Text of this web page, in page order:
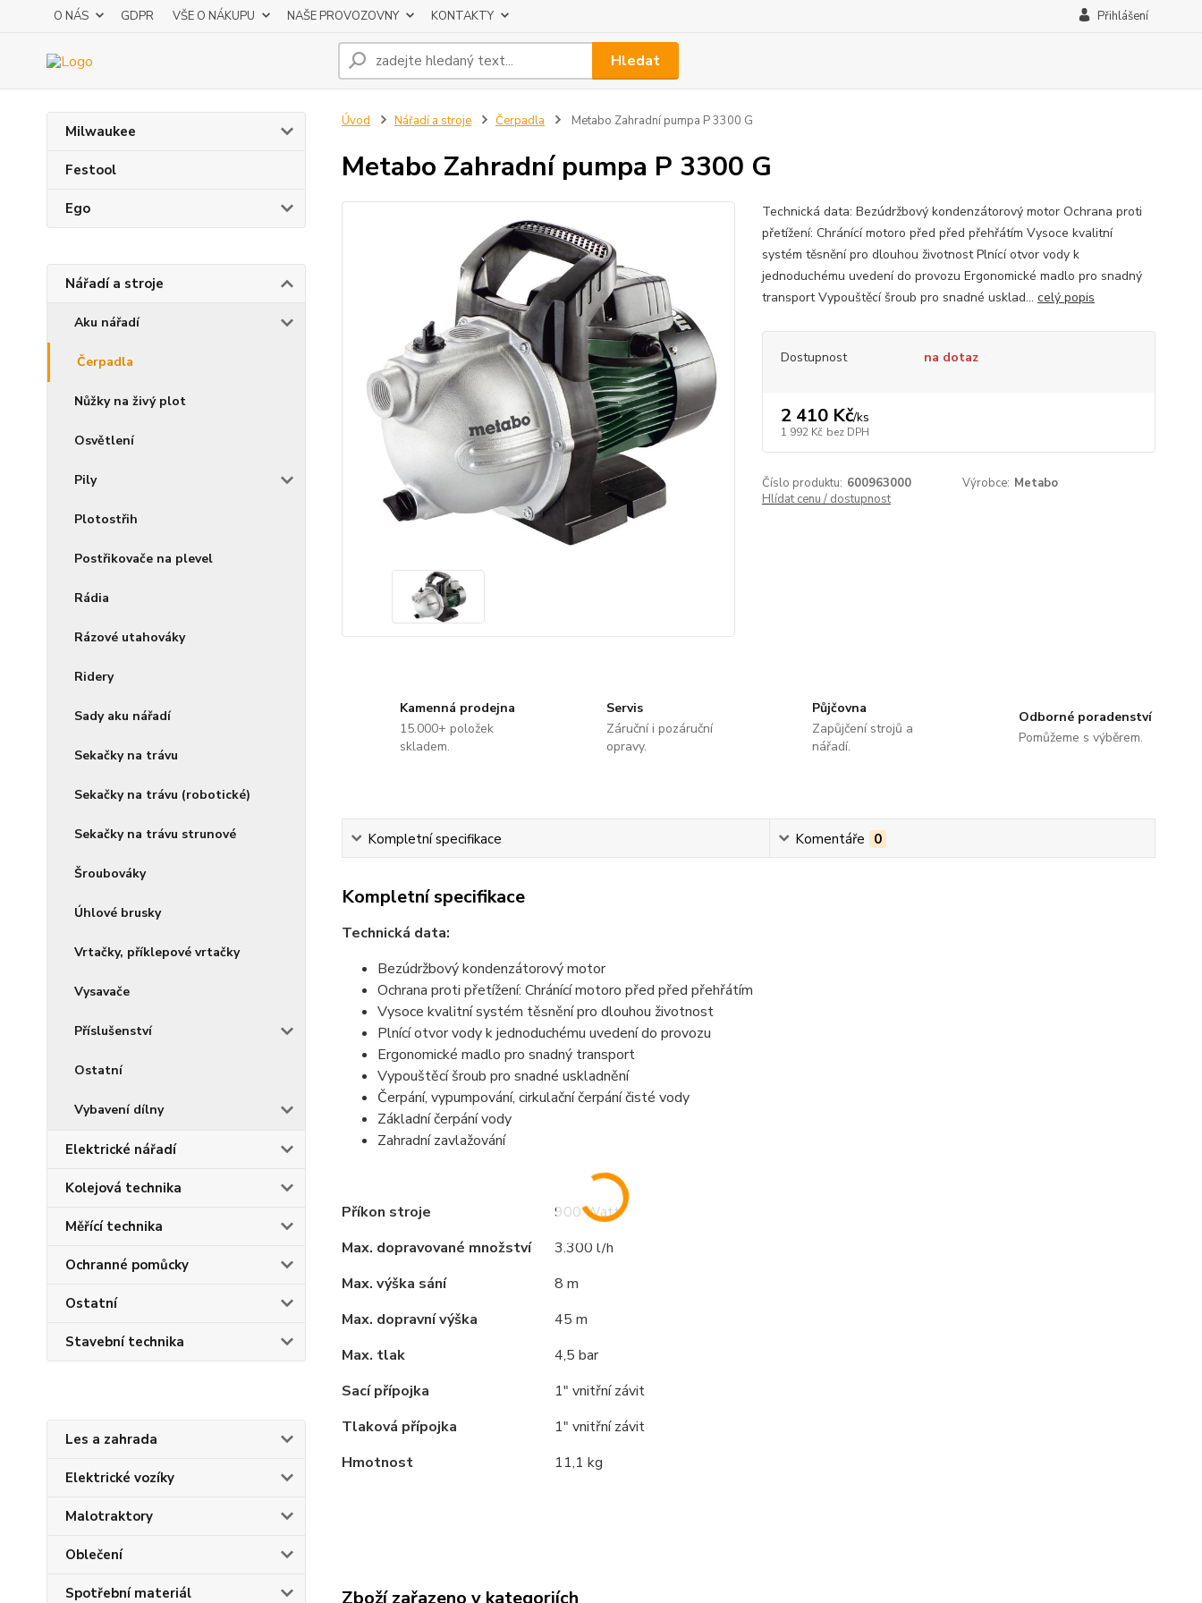
O NÁS GDPR VŠE O NÁKUPU NAŠE PROVOZOVNY KONTAKTY Přihlášení
Hledat
Milwaukee
Festool
Ego
Nářadí a stroje
Aku nářadí
Čerpadla
Nůžky na živý plot
Osvětlení
Pily
Plotostřih
Postřikovače na plevel
Rádia
Rázové utahováky
Ridery
Sady aku nářadí
Sekačky na trávu
Sekačky na trávu (robotické)
Sekačky na trávu strunové
Šroubováky
Úhlové brusky
Vrtačky, příklepové vrtačky
Vysavače
Příslušenství
Ostatní
Vybavení dílny
Elektrické nářadí
Kolejová technika
Měřící technika
Ochranné pomůcky
Ostatní
Stavební technika
Les a zahrada
Elektrické vozíky
Malotraktory
Oblečení
Spotřební materiál
Úvod Nářadí a stroje Čerpadla Metabo Zahradní pumpa P 3300 G
Metabo Zahradní pumpa P 3300 G
Technická data: Bezúdržbový kondenzátorový motor Ochrana proti
přetížení: Chránící motoro před před přehřátím Vysoce kvalitní
systém těsnění pro dlouhou životnost Plnící otvor vody k
jednoduchému uvedení do provozu Ergonomické madlo pro snadný
transport Vypouštěcí šroub pro snadné usklad... celý popis
Dostupnost na dotaz
2 410 Kč/ks
1 992 Kč bez DPH
Číslo produktu: 600963000 Výrobce: Metabo
Hlídat cenu / dostupnost
Kamenná prodejna
15.000+ položek
skladem.
Servis
Záruční i pozáruční
opravy.
Půjčovna
Zapůjčení strojů a
nářadí.
Odborné poradenství
Pomůžeme s výběrem.
Kompletní specifikace Komentáře 0
Kompletní specifikace
Technická data:
Bezúdržbový kondenzátorový motor
Ochrana proti přetížení: Chránící motoro před před přehřátím
Vysoce kvalitní systém těsnění pro dlouhou životnost
Plnící otvor vody k jednoduchému uvedení do provozu
Ergonomické madlo pro snadný transport
Vypouštěcí šroub pro snadné uskladnění
Čerpání, vypumpování, cirkulační čerpání čisté vody
Základní čerpání vody
Zahradní zavlažování
Příkon stroje
900 Watt
Max. dopravované množství
3.300 l/h
Max. výška sání
8 m
Max. dopravní výška
45 m
Max. tlak
4,5 bar
Sací přípojka
1" vnitřní závit
Tlaková přípojka
1" vnitřní závit
Hmotnost
11,1 kg
Zboží zařazeno v kategoriích